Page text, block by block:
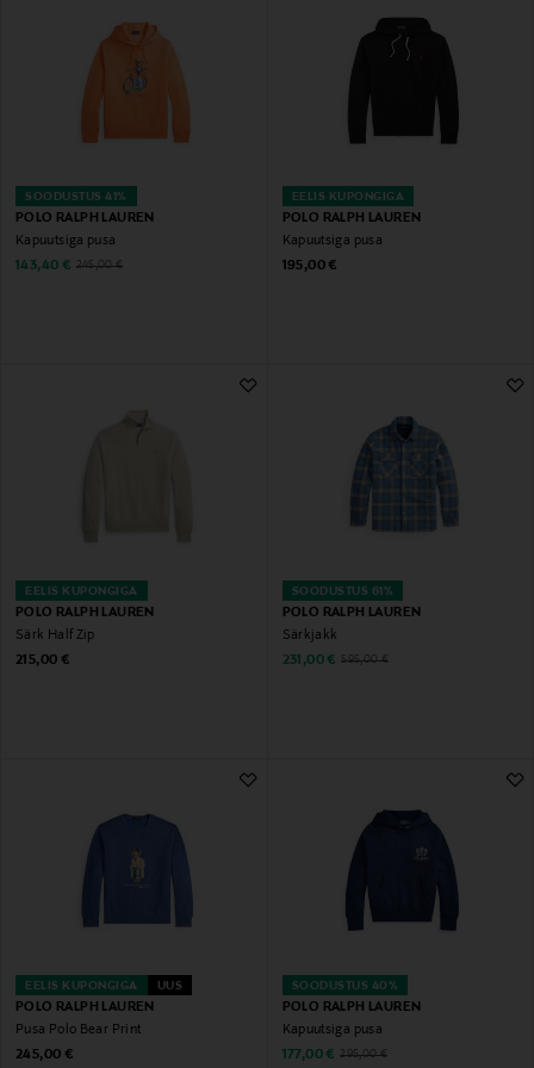
SOODUSTUS 41%
POLO RALPH LAUREN
Kapuutsiga pusa
Discounted Price
143,40 € Original Price
245,00 €
EELIS KUPONGIGA
POLO RALPH LAUREN
Kapuutsiga pusa
Original Price
195,00 €
EELIS KUPONGIGA
POLO RALPH LAUREN
Särk Half Zip
Original Price
215,00 €
SOODUSTUS 61%
POLO RALPH LAUREN
Särkjakk
Discounted Price
231,00 € Original Price
595,00 €
EELIS KUPONGIGA UUS
POLO RALPH LAUREN
Pusa Polo Bear Print
Original Price
245,00 €
SOODUSTUS 40%
POLO RALPH LAUREN
Kapuutsiga pusa
Discounted Price
177,00 € Original Price
295,00 €